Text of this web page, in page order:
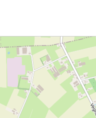
Mariahout centrum